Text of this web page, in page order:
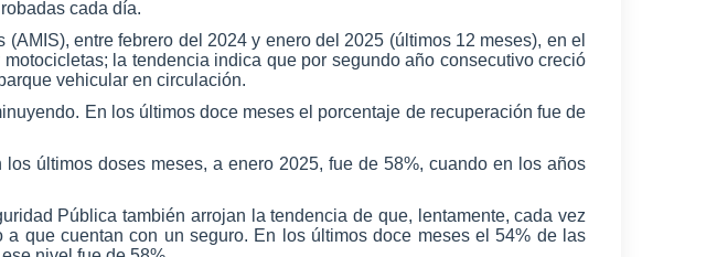
cada día.
entre febrero del 2024 y enero del 2025 (últimos 12 meses), en el
la tendencia indica que por segundo año consecutivo creció
vehicular en circulación.
En los últimos doce meses el porcentaje de recuperación fue de
últimos doses meses, a enero 2025, fue de 58%, cuando en los años
Pública también arrojan la tendencia de que, lentamente, cada vez
que cuentan con un seguro. En los últimos doce meses el 54% de las